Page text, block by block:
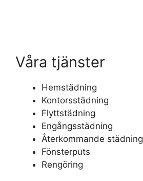
Våra tjänster
Hemstädning
Kontorsstädning
Flyttstädning
Engångsstädning
Återkommande städning
Fönsterputs
Rengöring